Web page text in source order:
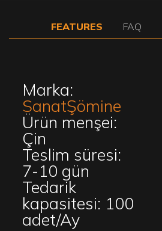
FEATURES FAQ
Marka:
SanatŞömine
Ürün menşei:
Çin
Teslim süresi:
7-10 gün
Tedarik
kapasitesi: 100
adet/Ay